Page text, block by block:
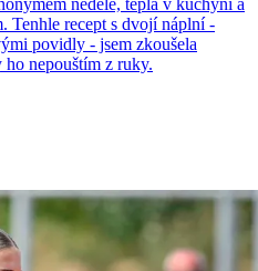
neděle, tepla v kuchyni a
Tenhle recept s dvojí náplní -
povidly - jsem zkoušela
ho nepouštím z ruky.